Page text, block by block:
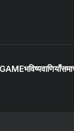
भविष्यवाणियाँ